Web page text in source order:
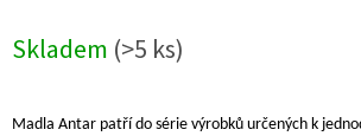
Skladem (>5 ks)
Madla Antar patří do série výrobků určených k